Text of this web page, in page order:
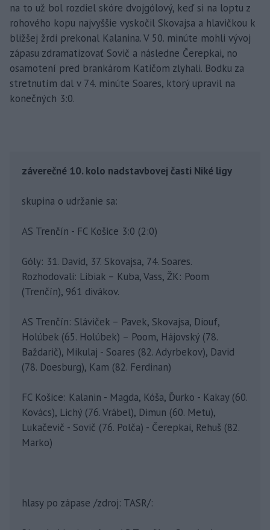
na to už bol rozdiel skóre dvojgólový, keď si na loptu z
rohového kopu najvyššie vyskočil Skovajsa a hlavičkou k
bližšej žrdi prekonal Kalanina. V 50. minúte mohli vývoj
zápasu zdramatizovať Sovič a následne Čerepkai, no
osamotení pred brankárom Katičom zlyhali. Bodku za
stretnutím dal v 74. minúte Soares, ktorý upravil na
konečných 3:0.
záverečné 10. kolo nadstavbovej časti Niké ligy
skupina o udržanie sa:
AS Trenčín - FC Košice 3:0 (2:0)
Góly: 31. David, 37. Skovajsa, 74. Soares.
Rozhodovali: Libiak – Kuba, Vass, ŽK: Poom
(Trenčín), 961 divákov.
AS Trenčín: Sláviček – Pavek, Skovajsa, Diouf,
Holúbek (65. Holúbek) – Poom, Hájovský (78.
Baždarič), Mikulaj - Soares (82. Adyrbekov), David
(78. Doesburg), Kam (82. Ferdinan)
FC Košice: Kalanin - Magda, Kóša, Ďurko - Kakay (60.
Kovács), Lichý (76. Vrábel), Dimun (60. Metu),
Lukačevič - Sovič (76. Polča) - Čerepkai, Rehuš (82.
Marko)
hlasy po zápase /zdroj: TASR/: